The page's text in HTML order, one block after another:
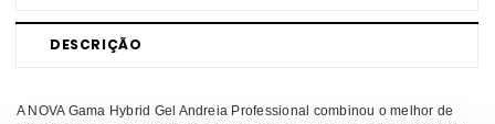
DESCRIÇÃO
A NOVA Gama Hybrid Gel Andreia Professional combinou o melhor de